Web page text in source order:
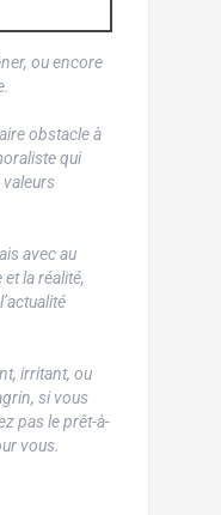
ou encore
obstacle à
qui
avec au
la réalité,
irritant, ou
si vous
pas le prêt-à-
vous.